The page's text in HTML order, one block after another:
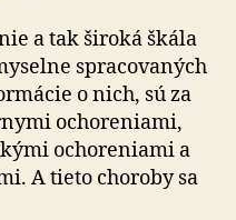
a tak široká škála
spracovaných
o nich, sú za
ochoreniami,
ochoreniami a
A tieto choroby sa